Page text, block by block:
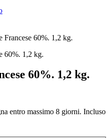
Francese 60%. 1,2 kg.
60%. 1,2 kg.
entro massimo 8 giorni. Incluso